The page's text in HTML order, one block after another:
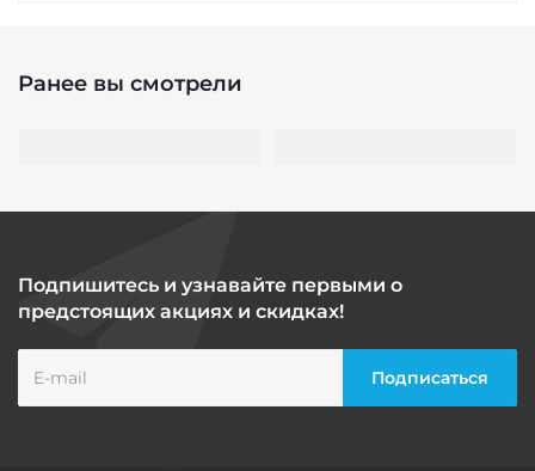
Ранее вы смотрели
Подпишитесь и узнавайте первыми о
предстоящих акциях и скидках!